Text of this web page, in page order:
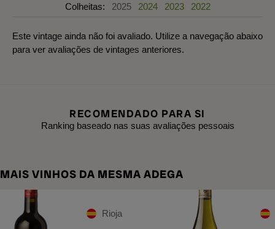
Colheitas: 2025 2024 2023 2022
Este vintage ainda não foi avaliado. Utilize a navegação abaixo
para ver avaliações de vintages anteriores.
RECOMENDADO PARA SI
Ranking baseado nas suas avaliações pessoais
MAIS VINHOS DA MESMA ADEGA
Rioja